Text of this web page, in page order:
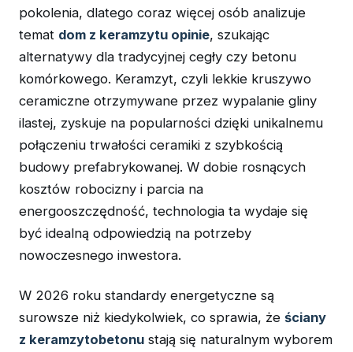
pokolenia, dlatego coraz więcej osób analizuje
temat dom z keramzytu opinie, szukając
alternatywy dla tradycyjnej cegły czy betonu
komórkowego. Keramzyt, czyli lekkie kruszywo
ceramiczne otrzymywane przez wypalanie gliny
ilastej, zyskuje na popularności dzięki unikalnemu
połączeniu trwałości ceramiki z szybkością
budowy prefabrykowanej. W dobie rosnących
kosztów robocizny i parcia na
energooszczędność, technologia ta wydaje się
być idealną odpowiedzią na potrzeby
nowoczesnego inwestora.
W 2026 roku standardy energetyczne są
surowsze niż kiedykolwiek, co sprawia, że ściany
z keramzytobetonu stają się naturalnym wyborem